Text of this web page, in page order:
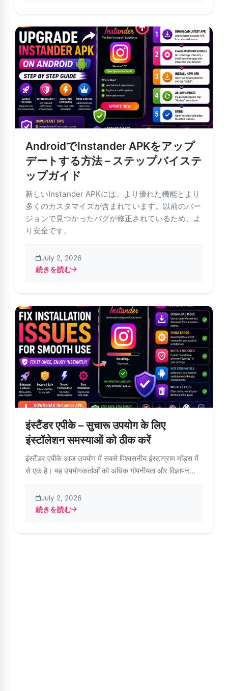
AndroidでInstander APKをアップ
デートする方法 – ステップバイステ
ップガイド
新しいInstander APKには、より優れた機能とより
多くのカスタマイズが含まれています。以前のバー
ジョンで見つかったバグが修正されているため、よ
り安全です。
July 2, 2026
続きを読む
about AndroidでInstander APKをアップデートする方法
इंस्टैंडर एपीके – सुचारू उपयोग के लिए
इंस्टॉलेशन समस्याओं को ठीक करें
इंस्टैंडर एपीके आज उपयोग में सबसे विश्वसनीय इंस्टाग्राम मॉड्स में
से एक है। यह उपयोगकर्ताओं को अधिक गोपनीयता और विज्ञापन...
July 2, 2026
続きを読む
about इंस्टैंडर एपीके – सुचारू उपयोग के लिए इंस्टॉलेशन समस्याओं को